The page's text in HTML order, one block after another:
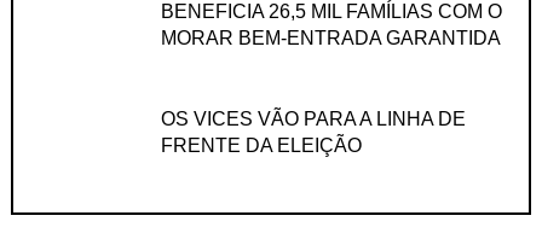
BENEFICIA 26,5 MIL FAMÍLIAS COM O
MORAR BEM-ENTRADA GARANTIDA
OS VICES VÃO PARA A LINHA DE
FRENTE DA ELEIÇÃO